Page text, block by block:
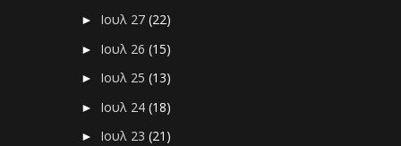
► Ιουλ 27(22)
► Ιουλ 26(15)
► Ιουλ 25(13)
► Ιουλ 24(18)
► Ιουλ 23(21)